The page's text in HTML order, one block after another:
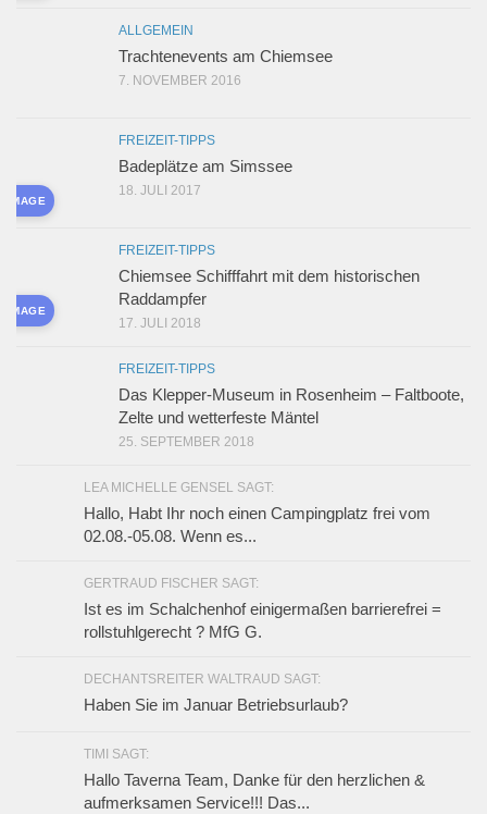
ALLGEMEIN
Trachtenevents am Chiemsee
7. NOVEMBER 2016
IMAGE
FREIZEIT-TIPPS
Badeplätze am Simssee
18. JULI 2017
IMAGE
FREIZEIT-TIPPS
Chiemsee Schifffahrt mit dem historischen
Raddampfer
17. JULI 2018
FREIZEIT-TIPPS
Das Klepper-Museum in Rosenheim – Faltboote,
Zelte und wetterfeste Mäntel
25. SEPTEMBER 2018
LEA MICHELLE GENSEL SAGT:
Hallo, Habt Ihr noch einen Campingplatz frei vom
02.08.-05.08. Wenn es...
GERTRAUD FISCHER SAGT:
Ist es im Schalchenhof einigermaßen barrierefrei =
rollstuhlgerecht ? MfG G.
DECHANTSREITER WALTRAUD SAGT:
Haben Sie im Januar Betriebsurlaub?
TIMI SAGT:
Hallo Taverna Team, Danke für den herzlichen &
aufmerksamen Service!!! Das...